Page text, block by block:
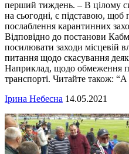
перший тиждень. – В цілому
на сьогодні, є підставою,
послаблення карантинних
Відповідно до постанови
посилювати заходи місцевій
питання щодо скасування
Наприклад, щодо обмеження
транспорті. Читайте також:
Ірина Небесна 14.05.2021